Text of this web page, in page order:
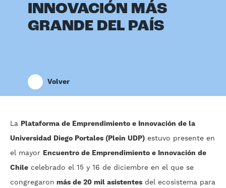
INNOVACIÓN MÁS
GRANDE DEL PAÍS
Volver
La Plataforma de Emprendimiento e Innovación de la
Universidad Diego Portales (Plein UDP) estuvo presente en
el mayor Encuentro de Emprendimiento e Innovación de
Chile celebrado el 15 y 16 de diciembre en el que se
congregaron más de 20 mil asistentes del ecosistema para